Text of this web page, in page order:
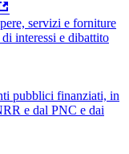
servizi e forniture
interessi e dibattito
pubblici finanziati, in
e dal PNC e dai